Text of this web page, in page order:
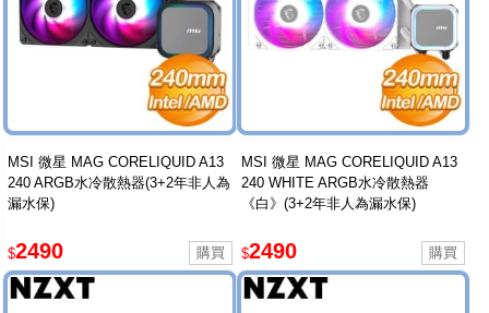
MSI 微星 MAG CORELIQUID A13
240 ARGB水冷散熱器(3+2年非人為
漏水保)
$2490
MSI 微星 MAG CORELIQUID A13
240 WHITE ARGB水冷散熱器
《白》(3+2年非人為漏水保)
$2490